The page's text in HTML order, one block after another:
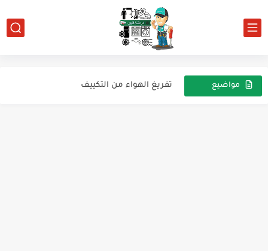
مواضيع
أكواد الريموت المتعدد للتكييف KT-9018E
أعطال الضاغط في أنظمة التبريد والتكييف